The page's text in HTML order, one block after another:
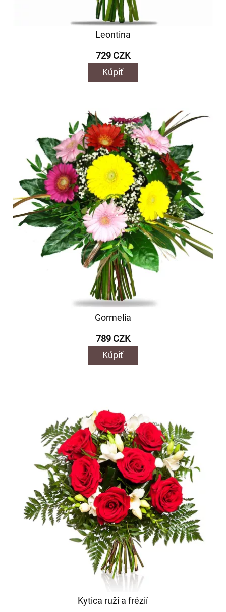
Leontina
729 CZK
Kúpiť
Gormelia
789 CZK
Kúpiť
Kytica ruží a frézií